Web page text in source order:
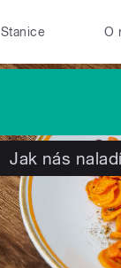
Stanice O
Jak nás